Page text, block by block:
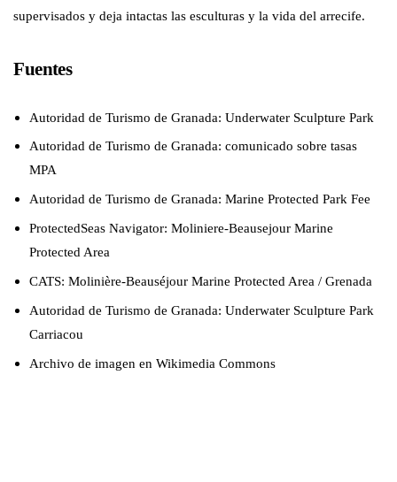
supervisados y deja intactas las esculturas y la vida del arrecife.
Fuentes
Autoridad de Turismo de Granada: Underwater Sculpture Park
Autoridad de Turismo de Granada: comunicado sobre tasas
MPA
Autoridad de Turismo de Granada: Marine Protected Park Fee
ProtectedSeas Navigator: Moliniere-Beausejour Marine
Protected Area
CATS: Molinière-Beauséjour Marine Protected Area / Grenada
Autoridad de Turismo de Granada: Underwater Sculpture Park
Carriacou
Archivo de imagen en Wikimedia Commons